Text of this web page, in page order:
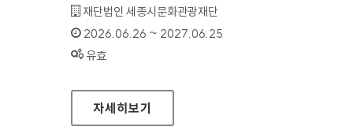
기관명 :
재단법인 세종시문화관광재단
인증기간 :
2026.06.26 ~ 2027.06.25
상태 :
유효
세종예술의전당
자세히보기